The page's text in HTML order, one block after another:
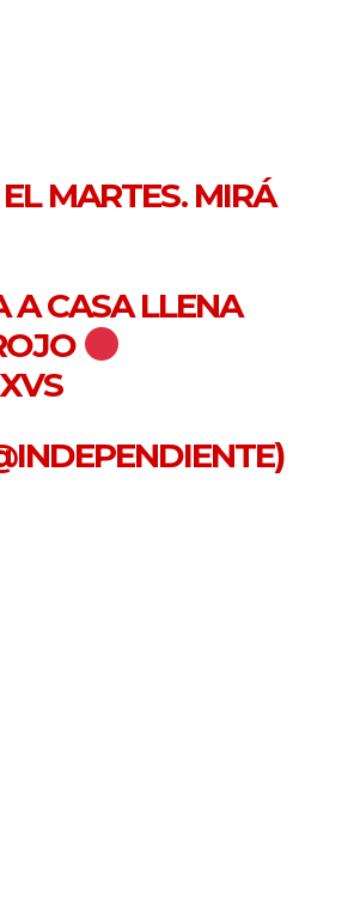
MARTES. MIRÁ
A CASA LLENA